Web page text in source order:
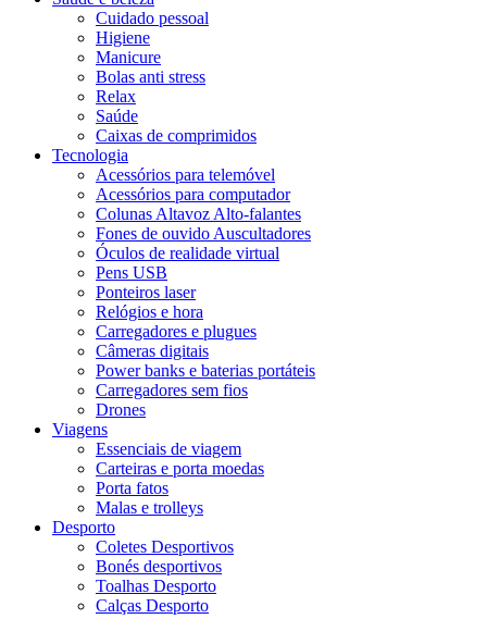
Cuidado pessoal
Higiene
Manicure
Bolas anti stress
Relax
Saúde
Caixas de comprimidos
Tecnologia
Acessórios para telemóvel
Acessórios para computador
Colunas Altavoz Alto-falantes
Fones de ouvido Auscultadores
Óculos de realidade virtual
Pens USB
Ponteiros laser
Relógios e hora
Carregadores e plugues
Câmeras digitais
Power banks e baterias portáteis
Carregadores sem fios
Drones
Viagens
Essenciais de viagem
Carteiras e porta moedas
Porta fatos
Malas e trolleys
Desporto
Coletes Desportivos
Bonés desportivos
Toalhas Desporto
Calças Desporto